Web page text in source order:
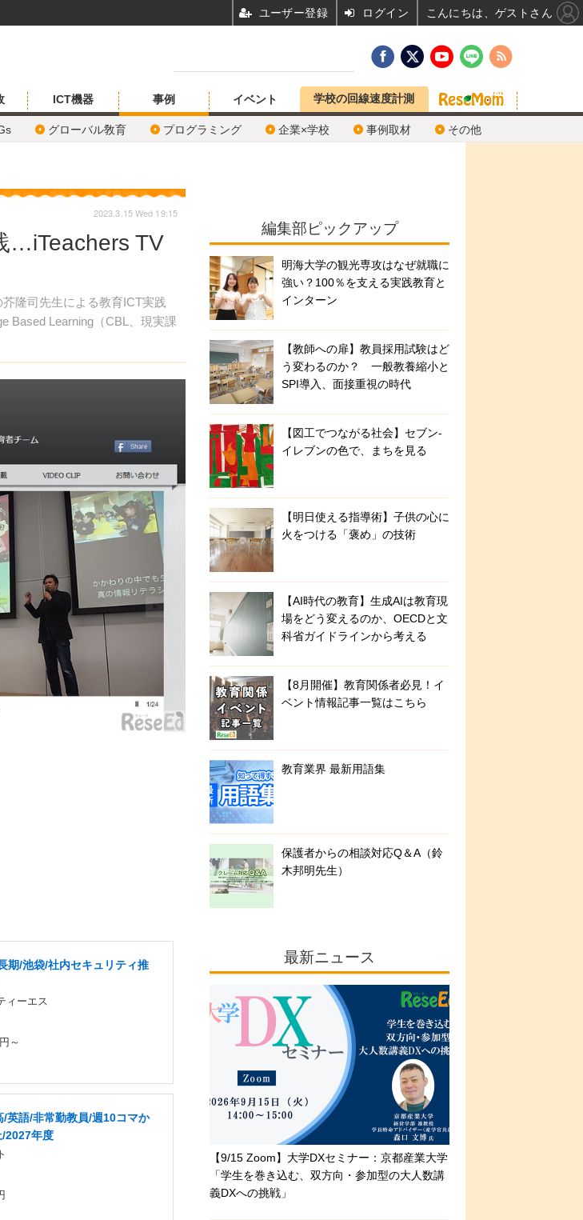
ICT機器 事例
グローバル敎育 プログラミング 企業×学校 事例取材 その他
イベント 学校の回線速度計測
…iTeachers TV
隆司先生による教育ICT実践
Based Learning（CBL、現実課
2023.3.15 Wed 19:15
期/池袋/社内セキュリティ推
ィーエス
～
/英語/非常勤教員/週10コマか
/2027年度
編集部ピックアップ
明海大学の観光専攻はなぜ就職に
強い？100％を支える実践教育と
インターン
【教師への扉】教員採用試験はど
う変わるのか？ 一般教養縮小と
SPI導入、面接重視の時代
【図工でつながる社会】セブン‐
イレブンの色で、まちを見る
【明日使える指導術】子供の心に
火をつける「褒め」の技術
【AI時代の教育】生成AIは教育現
場をどう変えるのか、OECDと文
科省ガイドラインから考える
【8月開催】教育関係者必見！イ
ベント情報記事一覧はこちら
教育業界 最新用語集
保護者からの相談対応Q＆A（鈴
木邦明先生）
最新ニュース
【9/15 Zoom】大学DXセミナー：京都産業大学
「学生を巻き込む、双方向・参加型の大人数講
義DXへの挑戦」
ユーザー登録 ログイン こんにちは、ゲストさん